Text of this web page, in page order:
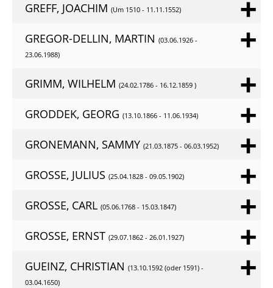
GREFF, JOACHIM (Um 1510 - 11.11.1552)
GREGOR-DELLIN, MARTIN (03.06.1926 -
23.06.1988)
GRIMM, WILHELM (24.02.1786 - 16.12.1859 )
GRODDEK, GEORG (13.10.1866 - 11.06.1934)
GRONEMANN, SAMMY (21.03.1875 - 06.03.1952)
GROSSE, JULIUS (25.04.1828 - 09.05.1902)
GROSSE, CARL (05.06.1768 - 15.03.1847)
GROSSE, ERNST (29.07.1862 - 26.01.1927)
GUEINZ, CHRISTIAN (13.10.1592 (oder 1591) -
03.04.1650)